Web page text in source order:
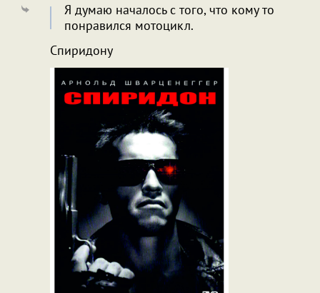
Я думаю началось с того, что кому то
понравился мотоцикл.
Спиридону